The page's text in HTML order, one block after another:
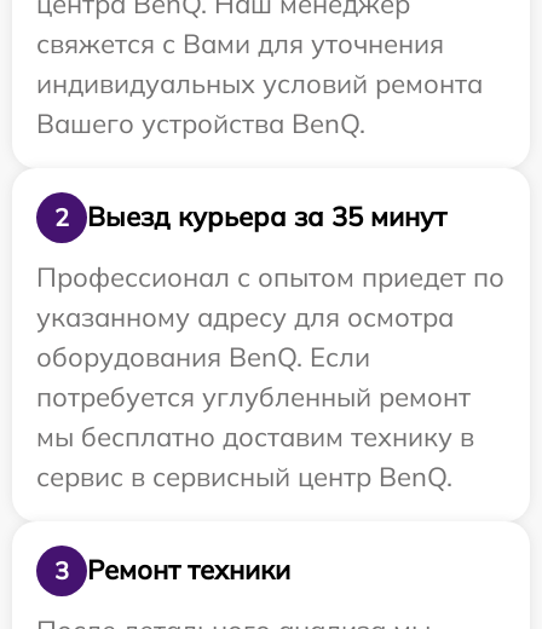
свяжется с Вами для уточнения
индивидуальных условий ремонта
Вашего устройства BenQ.
2
Выезд курьера за 35 минут
Профессионал с опытом приедет по
указанному адресу для осмотра
оборудования BenQ. Если
потребуется углубленный ремонт
мы бесплатно доставим технику в
сервис в сервисный центр BenQ.
3
Ремонт техники